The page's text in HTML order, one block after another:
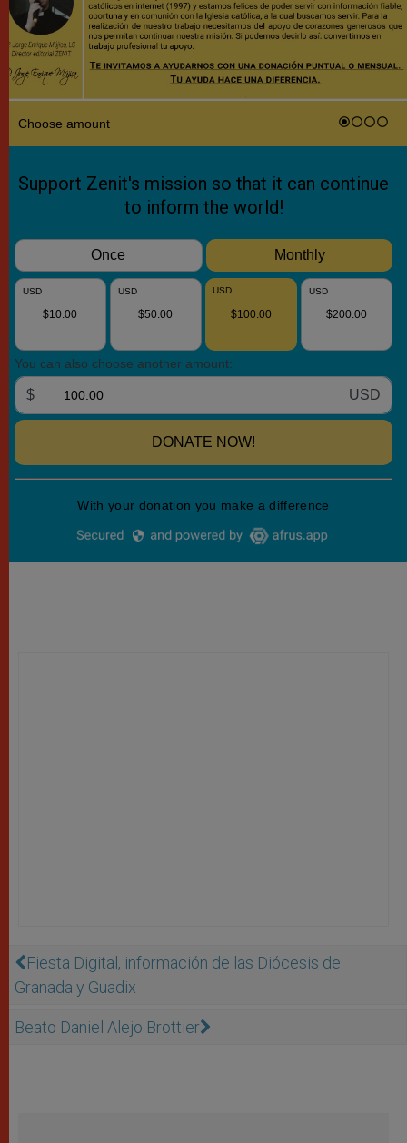
Fiesta Digital, información de las Diócesis de
Granada y Guadix
Beato Daniel Alejo Brottier